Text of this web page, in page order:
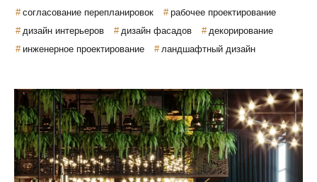
согласование перепланировок
рабочее проектирование
дизайн интерьеров
дизайн фасадов
декорирование
инженерное проектирование
ландшафтный дизайн